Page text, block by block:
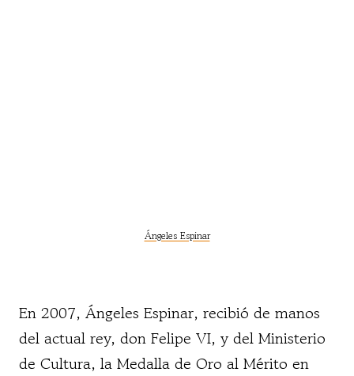
Ángeles Espinar
En 2007, Ángeles Espinar, recibió de manos
del actual rey, don Felipe VI, y del Ministerio
de Cultura, la Medalla de Oro al Mérito en